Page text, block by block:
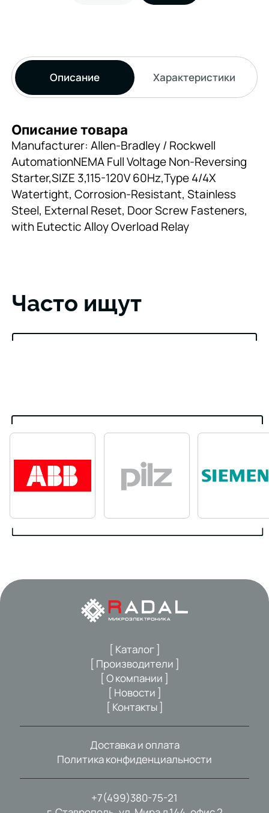
Описание Характеристики
Описание товара
Manufacturer: Allen-Bradley / Rockwell
AutomationNEMA Full Voltage Non-Reversing
Starter,SIZE 3,115-120V 60Hz,Type 4/4X
Watertight, Corrosion-Resistant, Stainless
Steel, External Reset, Door Screw Fasteners,
with Eutectic Alloy Overload Relay
Часто ищут
+7(499)380-75-21
[ Каталог ]
[ Производители ]
[ О компании ]
[ Новости ]
[ Контакты ]
Доставка и оплата
Политика конфиденциальности